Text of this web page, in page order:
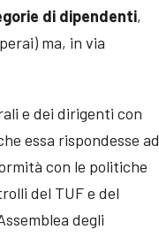
di dipendenti,
ma, in via
e dei dirigenti con
essa rispondesse ad
con le politiche
del TUF e del
degli